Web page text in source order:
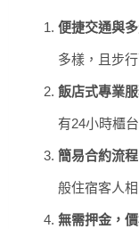
便捷交通與
多樣，且步
飯店式專業
有24小時櫃
簡易合約流程
般住宿客人
無需押金，